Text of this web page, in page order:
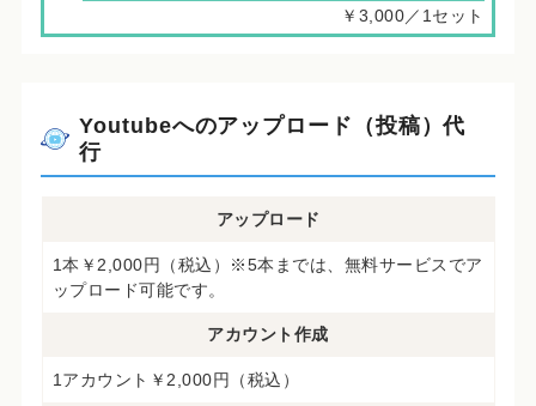
￥3,000／1セット
Youtubeへのアップロード（投稿）代
行
アップロード
1本￥2,000円（税込）※5本までは、無料サービスでア
ップロード可能です。
アカウント作成
1アカウント￥2,000円（税込）